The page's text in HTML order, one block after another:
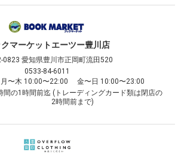
マーケットエーツー豊川店
0823 愛知県豊川市正岡町流田520
0533-84-6011
月〜木 10:00〜22:00 金〜日 10:00〜23:00
間の1時間前迄 (トレーディングカード類は閉店の
2時間前まで)